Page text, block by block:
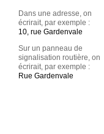
Dans une adresse, on
écrirait, par exemple :
10, rue Gardenvale
Sur un panneau de
signalisation routière, on
écrirait, par exemple :
Rue Gardenvale